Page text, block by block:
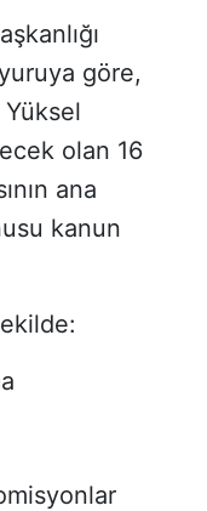
göre,
olan 16
ana
kanun